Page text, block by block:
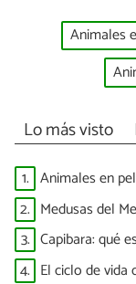
Animales
Lo más visto
1. Animales en
2. Medusas del
3. Capibara: qué
4. El ciclo de vida